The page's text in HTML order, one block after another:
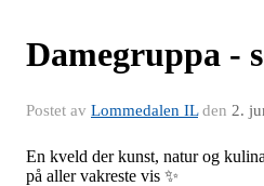
Damegruppa -
Postet av Lommedalen ILden 2.
En kveld der kunst, natur og
på aller vakreste vis ✨